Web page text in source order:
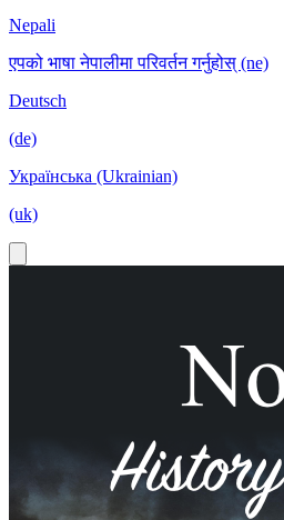
Nepali
एपको भाषा नेपालीमा परिवर्तन गर्नुहोस् (ne)
Deutsch
(de)
Українська (Ukrainian)
(uk)